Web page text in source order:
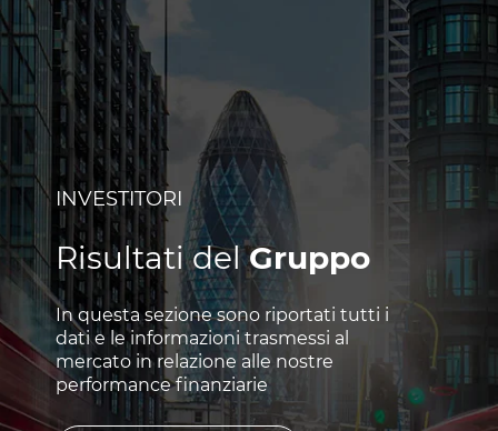
INVESTITORI
Risultati delGruppo
In questa sezione sono riportati tutti i
dati e le informazioni trasmessi al
mercato in relazione alle nostre
performance finanziarie